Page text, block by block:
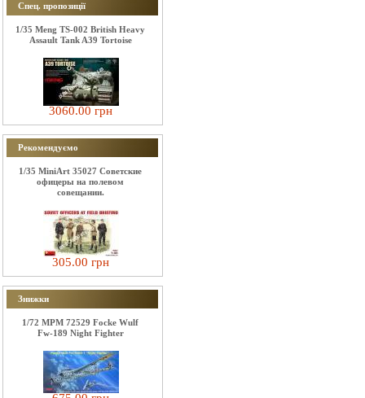
Спец. пропозиції
1/35 Meng TS-002 British Heavy
Assault Tank A39 Tortoise
3060.00 грн
Рекомендуємо
1/35 MiniArt 35027 Советские
офицеры на полевом
совещании.
305.00 грн
Знижки
1/72 MPM 72529 Focke Wulf
Fw-189 Night Fighter